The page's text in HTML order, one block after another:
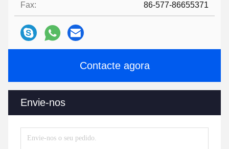
Fax: 86-577-86655371
Contacte agora
Envie-nos